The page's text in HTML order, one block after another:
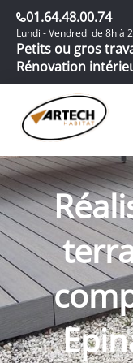
01.64.48.00.74
Lundi - Vendredi de 8h à
Petits ou gros
Rénovation